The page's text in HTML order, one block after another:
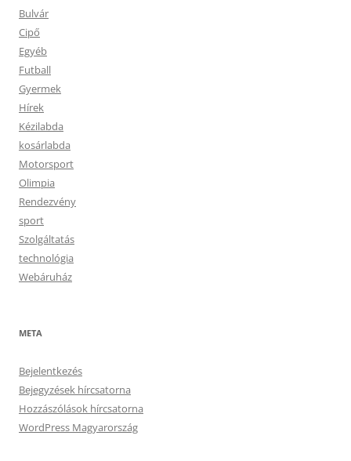
Bulvár
Cipő
Egyéb
Futball
Gyermek
Hírek
Kézilabda
kosárlabda
Motorsport
Olimpia
Rendezvény
sport
Szolgáltatás
technológia
Webáruház
META
Bejelentkezés
Bejegyzések hírcsatorna
Hozzászólások hírcsatorna
WordPress Magyarország